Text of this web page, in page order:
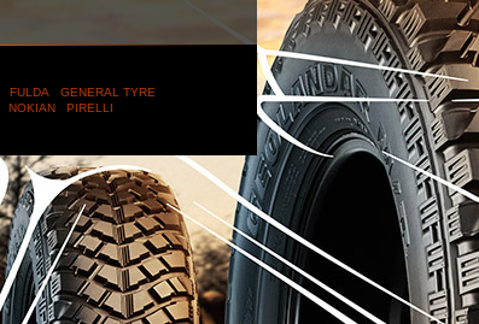
FULDA
GENERAL TYRE
NOKIAN
PIRELLI